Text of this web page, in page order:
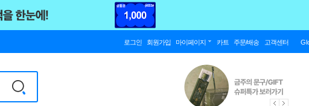
로그인 회원가입 마이페이지 카트 주문/배송 고객센터